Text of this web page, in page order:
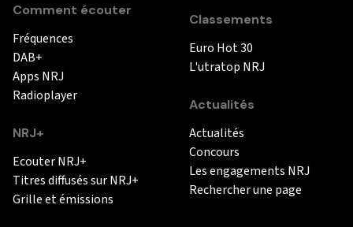
Comment écouter
Fréquences
DAB+
Apps NRJ
Radioplayer
NRJ+
Ecouter NRJ+
Titres diffusés sur NRJ+
Grille et émissions
Classements
Euro Hot 30
L'utratop NRJ
Actualités
Actualités
Concours
Les engagements NRJ
Rechercher une page